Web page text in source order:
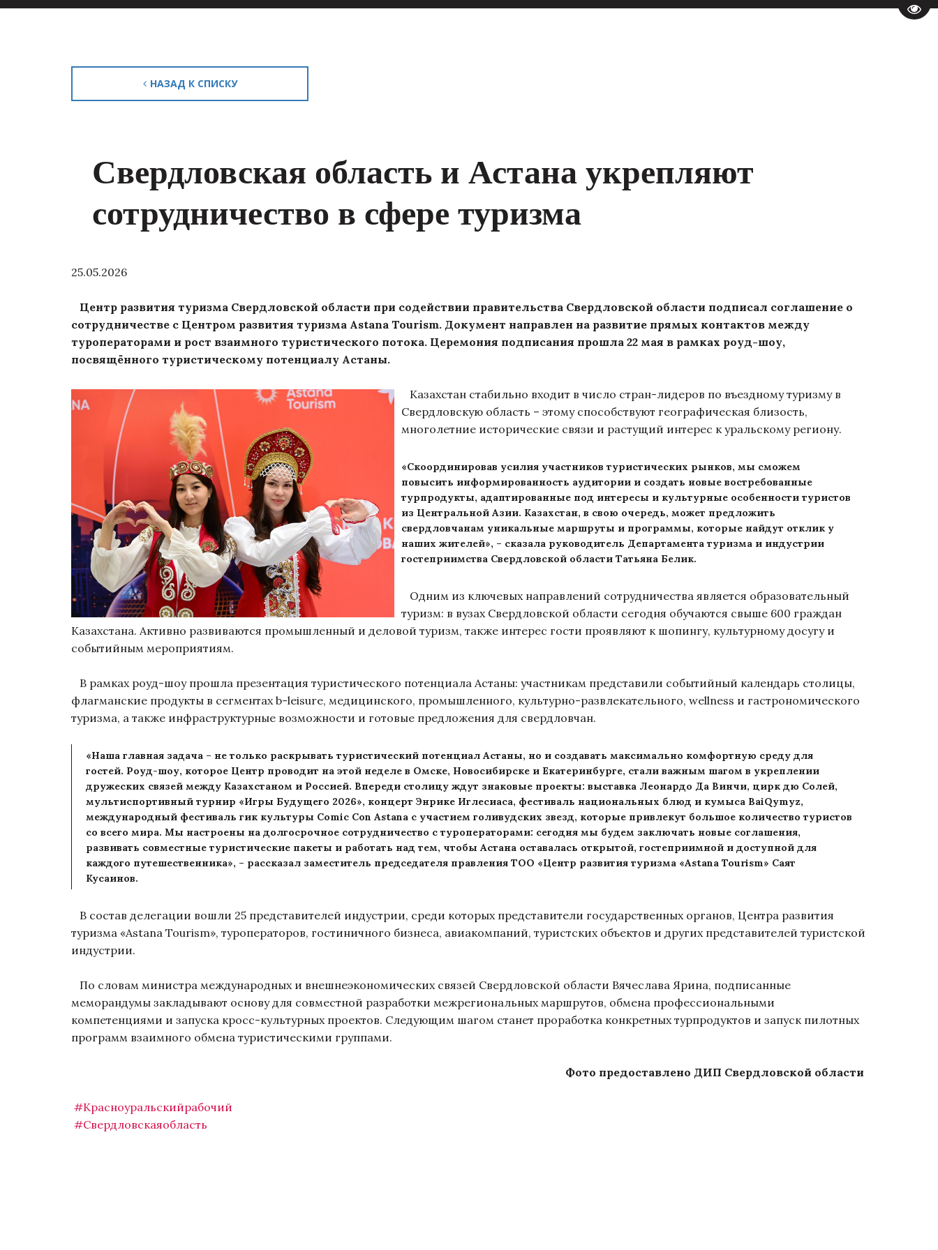
НАЗАД К СПИСКУ
Свердловская область и Астана укрепляют
сотрудничество в сфере туризма
25.05.2026
Центр развития туризма Свердловской области при содействии правительства Свердловской области подписал соглашение о
сотрудничестве с Центром развития туризма Astana Tourism. Документ направлен на развитие прямых контактов между
туроператорами и рост взаимного туристического потока. Церемония подписания прошла 22 мая в рамках роуд-шоу,
посвящённого туристическому потенциалу Астаны.
Казахстан стабильно входит в число стран-лидеров по въездному туризму в
Свердловскую область – этому способствуют географическая близость,
многолетние исторические связи и растущий интерес к уральскому региону.
«Скоординировав усилия участников туристических рынков, мы сможем
повысить информированность аудитории и создать новые востребованные
турпродукты, адаптированные под интересы и культурные особенности туристов
из Центральной Азии. Казахстан, в свою очередь, может предложить
свердловчанам уникальные маршруты и программы, которые найдут отклик у
наших жителей», – сказала руководитель Департамента туризма и индустрии
гостеприимства Свердловской области Татьяна Белик.
Одним из ключевых направлений сотрудничества является образовательный
туризм: в вузах Свердловской области сегодня обучаются свыше 600 граждан
Казахстана. Активно развиваются промышленный и деловой туризм, также интерес гости проявляют к шопингу, культурному досугу и
событийным мероприятиям.
В рамках роуд-шоу прошла презентация туристического потенциала Астаны: участникам представили событийный календарь столицы,
флагманские продукты в сегментах b-leisure, медицинского, промышленного, культурно-развлекательного, wellness и гастрономического
туризма, а также инфраструктурные возможности и готовые предложения для свердловчан.
«Наша главная задача – не только раскрывать туристический потенциал Астаны, но и создавать максимально комфортную среду для
гостей. Роуд-шоу, которое Центр проводит на этой неделе в Омске, Новосибирске и Екатеринбурге, стали важным шагом в укреплении
дружеских связей между Казахстаном и Россией. Впереди столицу ждут знаковые проекты: выставка Леонардо Да Винчи, цирк дю Солей,
мультиспортивный турнир «Игры Будущего 2026», концерт Энрике Иглесиаса, фестиваль национальных блюд и кумыса BaiQymyz,
международный фестиваль гик культуры Comic Con Astana с участием голивудских звезд, которые привлекут большое количество туристов
со всего мира. Мы настроены на долгосрочное сотрудничество с туроператорами: сегодня мы будем заключать новые соглашения,
развивать совместные туристические пакеты и работать над тем, чтобы Астана оставалась открытой, гостеприимной и доступной для
каждого путешественника», – рассказал заместитель председателя правления ТОО «Центр развития туризма «Astana Tourism» Саят
Кусаинов.
В состав делегации вошли 25 представителей индустрии, среди которых представители государственных органов, Центра развития
туризма «Astana Tourism», туроператоров, гостиничного бизнеса, авиакомпаний, туристских объектов и других представителей туристской
индустрии.
По словам министра международных и внешнеэкономических связей Свердловской области Вячеслава Ярина, подписанные
меморандумы закладывают основу для совместной разработки межрегиональных маршрутов, обмена профессиональными
компетенциями и запуска кросс-культурных проектов. Следующим шагом станет проработка конкретных турпродуктов и запуск пилотных
программ взаимного обмена туристическими группами.
Фото предоставлено ДИП Свердловской области
#Красноуральскийрабочий
#Свердловскаяобласть